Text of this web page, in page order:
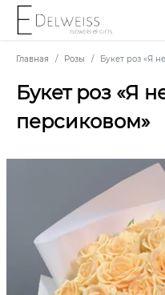
Главная Розы Букет роз «Я
Букет роз «Я
персиковом»